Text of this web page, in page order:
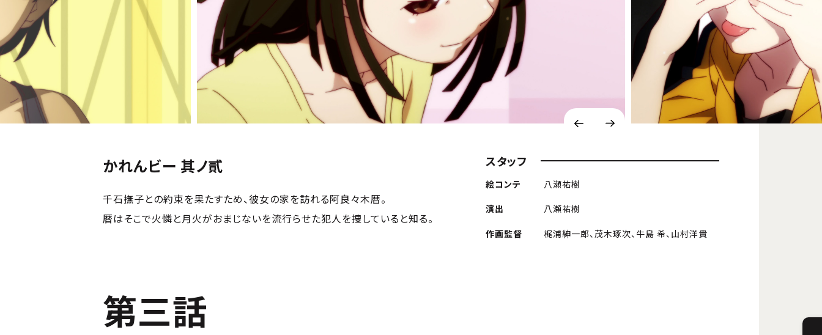
かれんビー 其ノ貳
千石撫子との約束を果たすため、彼女の家を訪れる阿良々木暦。
暦はそこで火憐と月火がおまじないを流行らせた犯人を捜していると知る。
スタッフ
絵コンテ 八瀬祐樹
演出 八瀬祐樹
作画監督 梶浦紳一郎、茂木琢次、牛島 希、山村洋貴
第三話